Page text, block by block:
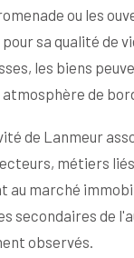
ou les
sa qualité de
les biens
atmosphère de
de Lanmeur
métiers
au marché
secondaires de
observés.